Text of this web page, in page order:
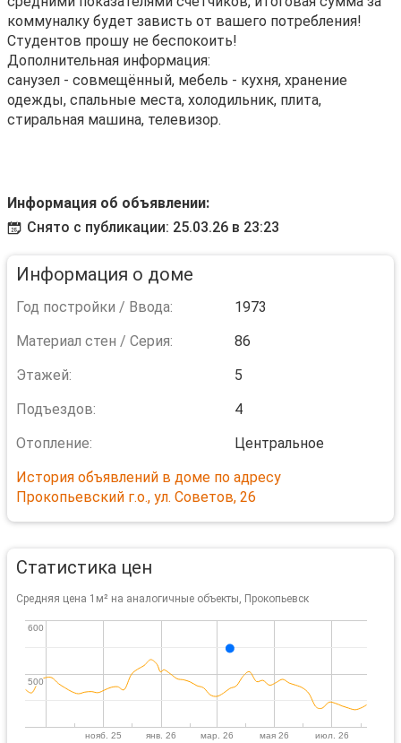
коммуналку будет зависть от вашего потребления!
Студентов прошу не беспокоить!
Дополнительная информация:
санузел - совмещённый, мебель - кухня, хранение
одежды, спальные места, холодильник, плита,
стиральная машина, телевизор.
Информация об объявлении:
Снято с публикации: 25.03.26 в 23:23
Информация о доме
Год постройки / Ввода:
1973
Материал стен / Серия:
86
Этажей:
5
Подъездов:
4
Отопление:
Центральное
История объявлений в доме по адресу
Прокопьевский г.о., ул. Советов, 26
Статистика цен
Средняя цена 1м² на аналогичные объекты, Прокопьевск
нояб. 25 янв. 26 мар. 26 мая 26 июл. 26
500
500
600
600